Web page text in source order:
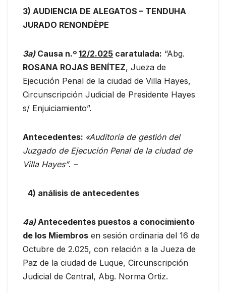
3) AUDIENCIA DE ALEGATOS – TENDUHA
JURADO RENONDÈPE
3a) Causa n.º 12/2.025 caratulada: “Abg.
ROSANA ROJAS BENÍTEZ, Jueza de
Ejecución Penal de la ciudad de Villa Hayes,
Circunscripción Judicial de Presidente Hayes
s/ Enjuiciamiento”.
Antecedentes: «Auditoría de gestión del
Juzgado de Ejecución Penal de la ciudad de
Villa Hayes”. –
4) análisis de antecedentes
4a)Antecedentes puestos a conocimiento
de los Miembros en sesión ordinaria del 16 de
Octubre de 2.025, con relación a la Jueza de
Paz de la ciudad de Luque, Circunscripción
Judicial de Central, Abg. Norma Ortiz.